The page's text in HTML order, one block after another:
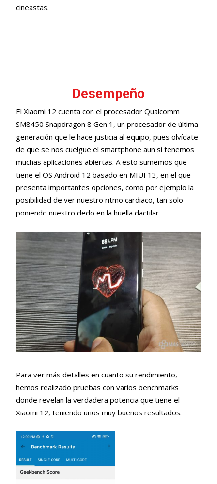
cineastas.
Desempeño
El Xiaomi 12 cuenta con el procesador Qualcomm
SM8450 Snapdragon 8 Gen 1, un procesador de última
generación que le hace justicia al equipo, pues olvídate
de que se nos cuelgue el smartphone aun si tenemos
muchas aplicaciones abiertas. A esto sumemos que
tiene el OS Android 12 basado en MIUI 13, en el que
presenta importantes opciones, como por ejemplo la
posibilidad de ver nuestro ritmo cardiaco, tan solo
poniendo nuestro dedo en la huella dactilar.
Para ver más detalles en cuanto su rendimiento,
hemos realizado pruebas con varios benchmarks
donde revelan la verdadera potencia que tiene el
Xiaomi 12, teniendo unos muy buenos resultados.